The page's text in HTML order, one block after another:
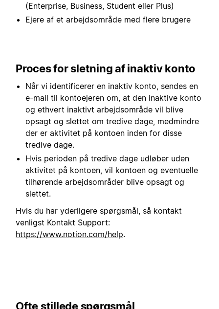
(Enterprise, Business, Student eller Plus)
Ejere af et arbejdsområde med flere brugere
Proces for sletning af inaktiv konto
Når vi identificerer en inaktiv konto, sendes en
e-mail til kontoejeren om, at den inaktive konto
og ethvert inaktivt arbejdsområde vil blive
opsagt og slettet om tredive dage, medmindre
der er aktivitet på kontoen inden for disse
tredive dage.
Hvis perioden på tredive dage udløber uden
aktivitet på kontoen, vil kontoen og eventuelle
tilhørende arbejdsområder blive opsagt og
slettet.
Hvis du har yderligere spørgsmål, så kontakt
venligst Kontakt Support:
https://www.notion.com/help.
Ofte stillede spørgsmål